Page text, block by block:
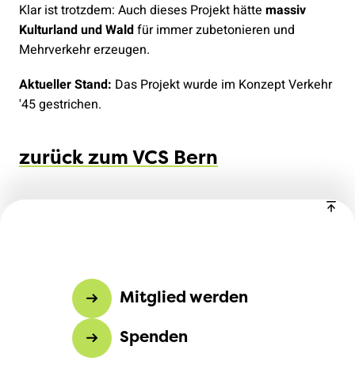
Klar ist trotzdem: Auch dieses Projekt hätte massiv
Kulturland und Waldfür immer zubetonieren und
Mehrverkehr erzeugen.
Aktueller Stand: Das Projekt wurde im Konzept Verkehr
'45 gestrichen.
zurück zum VCS Bern
Mitglied werden
Spenden